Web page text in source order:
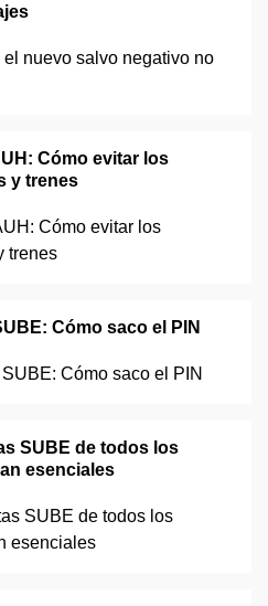
Cómo evitar los
y trenes
Cómo saco el PIN
SUBE de todos los
esenciales